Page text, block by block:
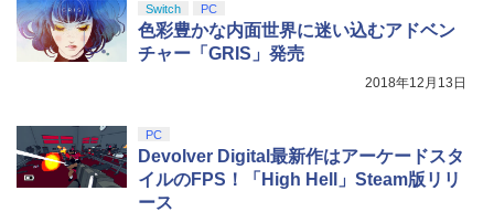
Switch PC
色彩豊かな内面世界に迷い込むアドベン
チャー「GRIS」発売
2018年12月13日
PC
Devolver Digital最新作はアーケードスタ
イルのFPS！「High Hell」Steam版リリ
ース